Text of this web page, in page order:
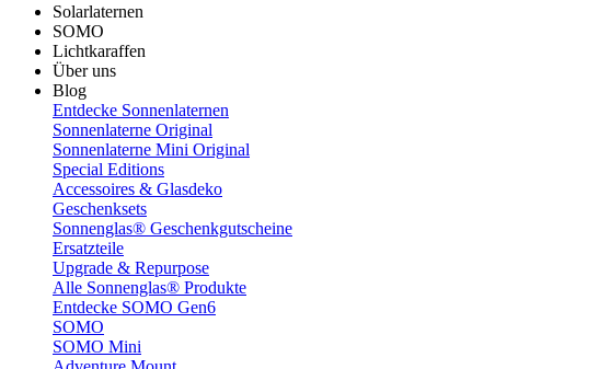
Solarlaternen
SOMO
Lichtkaraffen
Über uns
Blog
Entdecke Sonnenlaternen
Sonnenlaterne Original
Sonnenlaterne Mini Original
Special Editions
Accessoires & Glasdeko
Geschenksets
Sonnenglas® Geschenkgutscheine
Ersatzteile
Upgrade & Repurpose
Alle Sonnenglas® Produkte
Entdecke SOMO Gen6
SOMO
SOMO Mini